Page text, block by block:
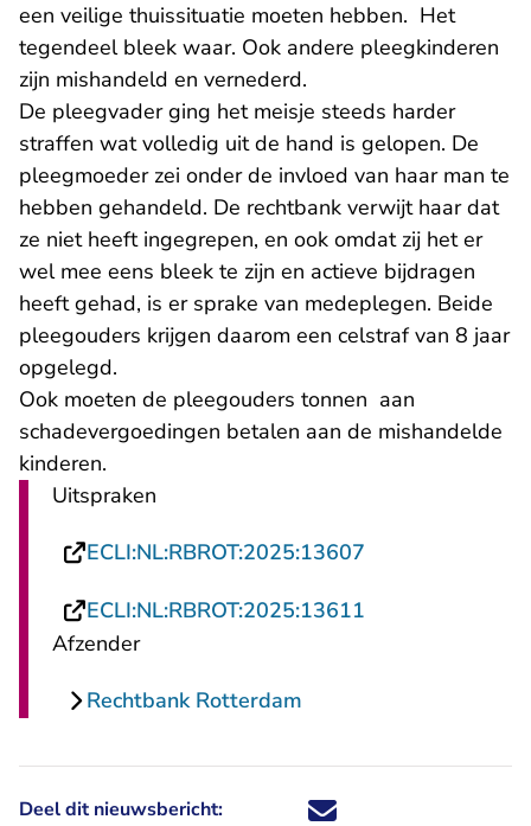
een veilige thuissituatie moeten hebben. Het
tegendeel bleek waar. Ook andere pleegkinderen
zijn mishandeld en vernederd.
De pleegvader ging het meisje steeds harder
straffen wat volledig uit de hand is gelopen. De
pleegmoeder zei onder de invloed van haar man te
hebben gehandeld. De rechtbank verwijt haar dat
ze niet heeft ingegrepen, en ook omdat zij het er
wel mee eens bleek te zijn en actieve bijdragen
heeft gehad, is er sprake van medeplegen. Beide
pleegouders krijgen daarom een celstraf van 8 jaar
opgelegd.
Ook moeten de pleegouders tonnen aan
schadevergoedingen betalen aan de mishandelde
kinderen.
Uitspraken
ECLI:NL:RBROT:2025:13607
ECLI:NL:RBROT:2025:13611
Afzender
Rechtbank Rotterdam
Deel dit nieuwsbericht: Deel dit nieuwsbericht via X -
Deel dit nieuwsbericht via
Deel dit nieuwsbericht
Deel dit